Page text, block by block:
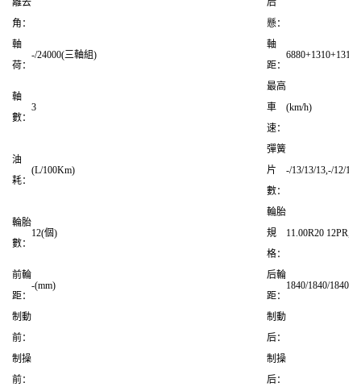
離去
角：
后
懸：
軸
荷：
-/24000(三軸組)
軸
距：
軸
數：
3
最高
車
速：
(km/h)
油
耗：
(L/100Km)
彈簧
片
數：
-/13/13/13,-/12/
輪胎
數：
12(個)
輪胎
規
格：
11.00R20
前輪
距：
-(mm)
后輪
距：
1840/1840/
制動
前：
制動
后：
制操
前：
制操
后：